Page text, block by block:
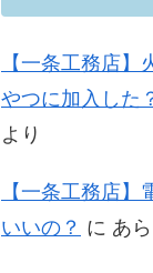
【一条工務店
やつに加入した
より
【一条工務店
いいの？ に あ